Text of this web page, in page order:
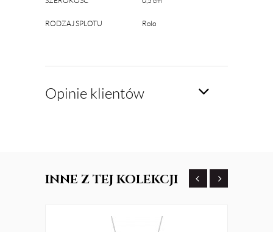
RODZAJ SPLOTU Rolo
Opinie klientów
INNE Z TEJ KOLEKCJI